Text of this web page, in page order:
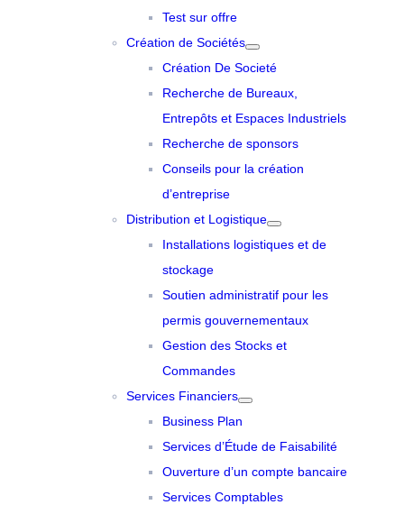
Test sur offre
Création de Sociétés
Création De Societé
Recherche de Bureaux,
Entrepôts et Espaces Industriels
Recherche de sponsors
Conseils pour la création
d’entreprise
Distribution et Logistique
Installations logistiques et de
stockage
Soutien administratif pour les
permis gouvernementaux
Gestion des Stocks et
Commandes
Services Financiers
Business Plan
Services d’Étude de Faisabilité
Ouverture d’un compte bancaire
Services Comptables